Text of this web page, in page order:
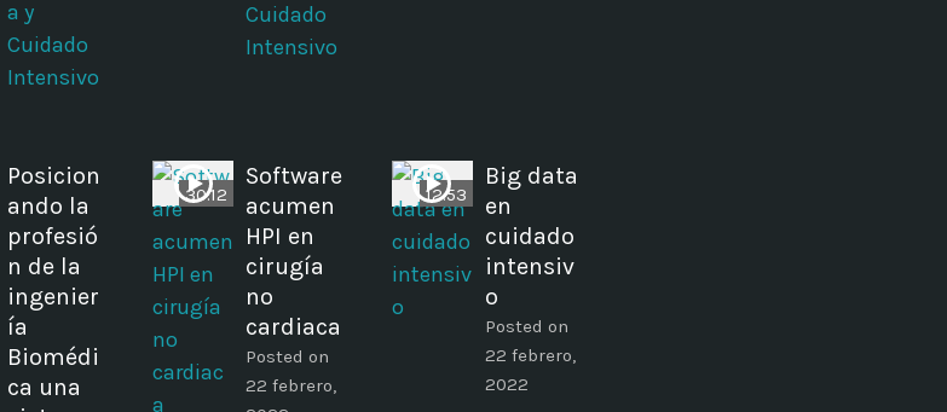
a y
Cuidado
Intensivo
Cuidado
Intensivo
Posicion
ando la
profesió
n de la
ingenier
ía
Biomédi
ca una
30:12
Software
acumen
HPI en
cirugía
no
cardiaca
Posted on
22 febrero,
12:53
Big data
en
cuidado
intensiv
o
Posted on
22 febrero,
2022